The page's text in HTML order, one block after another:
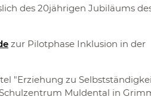
des 20jährigen Jubiläums
zur Pilotphase Inklusion in der
"Erziehung zu
Muldental in